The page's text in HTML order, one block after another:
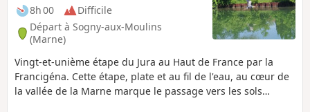
8h 00
Difficile
Départ à Sogny-aux-Moulins
(Marne)
Vingt-et-unième étape du Jura au Haut de France par la
Francigéna. Cette étape, plate et au fil de l'eau, au cœur de
la vallée de la Marne marque le passage vers les sols